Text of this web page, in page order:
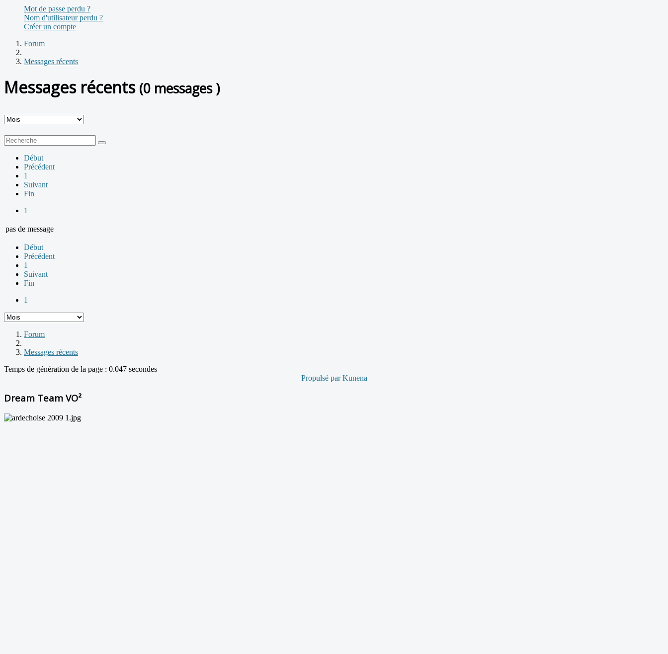
Mot de passe perdu ?
Nom d'utilisateur perdu ?
Créer un compte
Forum
Messages récents
Messages récents (0 messages )
Début
Précédent
1
Suivant
Fin
1
pas de message
Début
Précédent
1
Suivant
Fin
1
Forum
Messages récents
Temps de génération de la page : 0.047 secondes
Propulsé parKunena
Dream Team VO²